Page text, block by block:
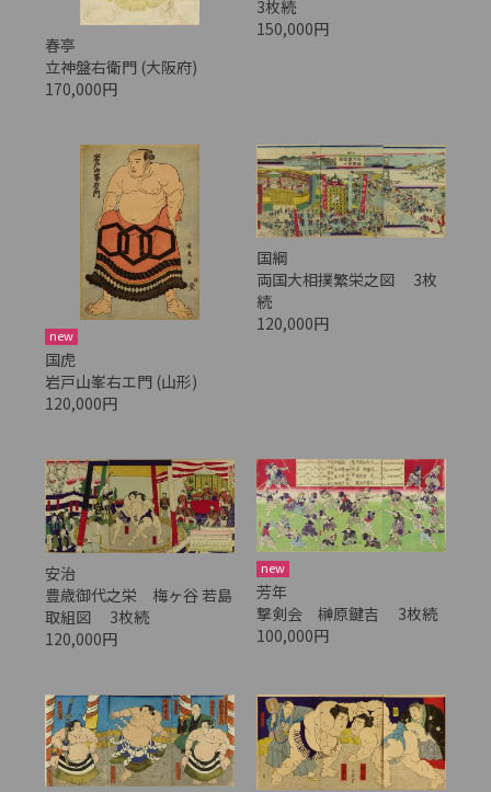
春亭
立神盤右衛門 (大阪府)
170,000円
3枚続
150,000円
new
国虎
岩戸山峯右エ門 (山形)
120,000円
国綱
両国大相撲繁栄之図 3枚
続
120,000円
安治
豊歳御代之栄 梅ヶ谷 若島
取組図 3枚続
120,000円
new
芳年
撃剣会 榊原鍵吉 3枚続
100,000円